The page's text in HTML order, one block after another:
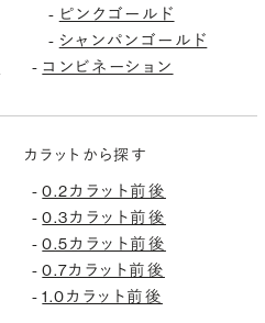
- ピンクゴールド
- シャンパンゴールド
- コンビネーション
カラットから探す
-0.2カラット前後
-0.3カラット前後
-0.5カラット前後
-0.7カラット前後
-1.0カラット前後